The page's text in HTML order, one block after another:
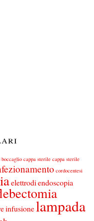
boccaglio cappa sterile cappa sterile
cordocentesi
elettrodiendoscopia
infusionelampada